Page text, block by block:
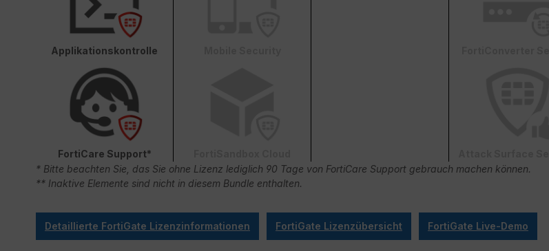
Applikationskontrolle
FortiCare Support*
* Bitte beachten Sie, das Sie ohne Lizenz lediglich 90 Tage von FortiCare Support gebrauch machen können.
** Inaktive Elemente sind nicht in diesem Bundle enthalten.
Detaillierte FortiGate Lizenzinformationen FortiGate Lizenzübersicht FortiGate Live-Demo